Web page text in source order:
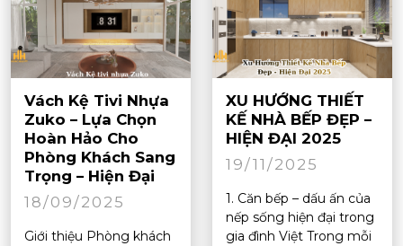
Vách Kệ Tivi Nhựa
Zuko – Lựa Chọn
Hoàn Hảo Cho
Phòng Khách Sang
Trọng – Hiện Đại
18/09/2025
Giới thiệu Phòng khách
XU HƯỚNG THIẾT
KẾ NHÀ BẾP ĐẸP –
HIỆN ĐẠI 2025
19/11/2025
1. Căn bếp – dấu ấn của
nếp sống hiện đại trong
gia đình Việt Trong mỗi